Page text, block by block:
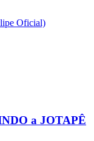
Oficial)
a JOTAPÊ